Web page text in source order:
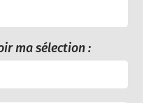
ma sélection :